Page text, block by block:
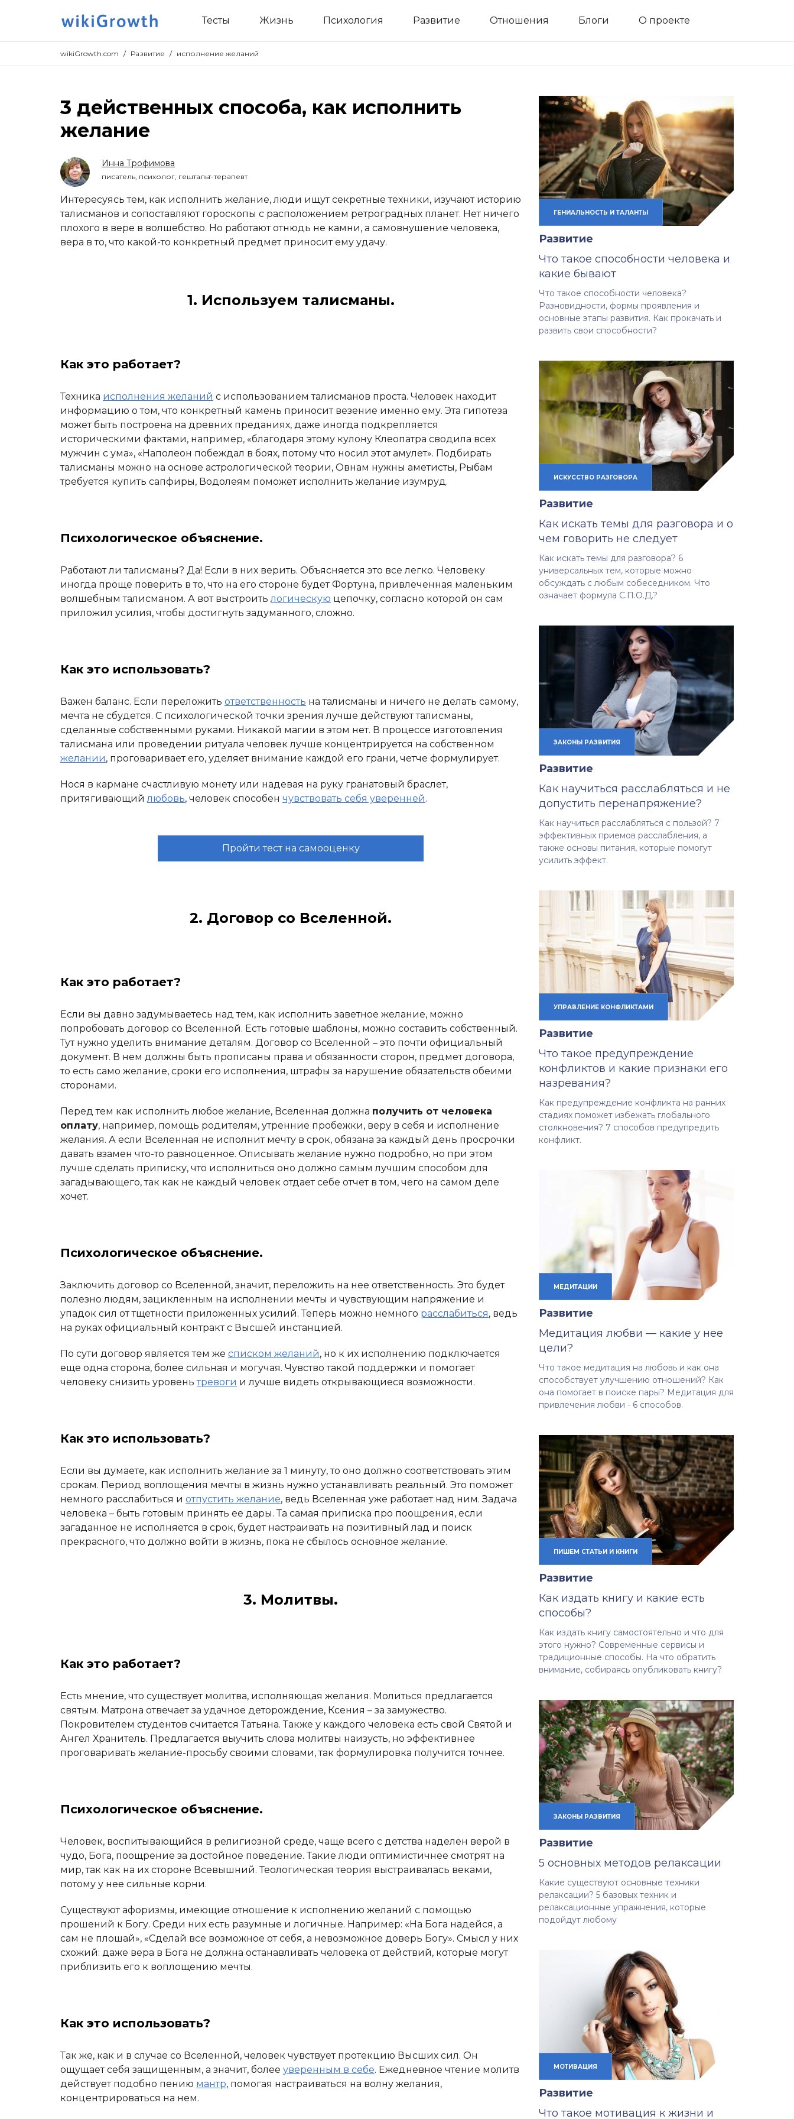
Тесты Жизнь Психология Развитие Отношения Блоги О проекте
wikiGrowth.com / Развитие / исполнение желаний
3 действенных способа, как исполнить
желание
Инна Трофимова
писатель, психолог, гештальт-терапевт
Интересуясь тем, как исполнить желание, люди ищут секретные техники, изучают историю
талисманов и сопоставляют гороскопы с расположением ретроградных планет. Нет ничего
плохого в вере в волшебство. Но работают отнюдь не камни, а самовнушение человека,
вера в то, что какой-то конкретный предмет приносит ему удачу.
1. Используем талисманы.
Как это работает?
Техника исполнения желаний с использованием талисманов проста. Человек находит
информацию о том, что конкретный камень приносит везение именно ему. Эта гипотеза
может быть построена на древних преданиях, даже иногда подкрепляется
историческими фактами, например, «благодаря этому кулону Клеопатра сводила всех
мужчин с ума», «Наполеон побеждал в боях, потому что носил этот амулет». Подбирать
талисманы можно на основе астрологической теории, Овнам нужны аметисты, Рыбам
требуется купить сапфиры, Водолеям поможет исполнить желание изумруд.
Психологическое объяснение.
Работают ли талисманы? Да! Если в них верить. Объясняется это все легко. Человеку
иногда проще поверить в то, что на его стороне будет Фортуна, привлеченная маленьким
волшебным талисманом. А вот выстроитьлогическую цепочку, согласно которой он сам
приложил усилия, чтобы достигнуть задуманного, сложно.
Как это использовать?
Важен баланс. Если переложить ответственность на талисманы и ничего не делать самому,
мечта не сбудется. С психологической точки зрения лучше действуют талисманы,
сделанные собственными руками. Никакой магии в этом нет. В процессе изготовления
талисмана или проведении ритуала человек лучше концентрируется на собственном
желании, проговаривает его, уделяет внимание каждой его грани, четче формулирует.
Нося в кармане счастливую монету или надевая на руку гранатовый браслет,
притягивающийлюбовь, человек способен чувствовать себя уверенней.
Пройти тест на самооценку
2. Договор со Вселенной.
Как это работает?
Если вы давно задумываетесь над тем, как исполнить заветное желание, можно
попробовать договор со Вселенной. Есть готовые шаблоны, можно составить собственный.
Тут нужно уделить внимание деталям. Договор со Вселенной – это почти официальный
документ. В нем должны быть прописаны права и обязанности сторон, предмет договора,
то есть само желание, сроки его исполнения, штрафы за нарушение обязательств обеими
сторонами.
Перед тем как исполнить любое желание, Вселенная должна получить от человека
оплату, например, помощь родителям, утренние пробежки, веру в себя и исполнение
желания. А если Вселенная не исполнит мечту в срок, обязана за каждый день просрочки
давать взамен что-то равноценное. Описывать желание нужно подробно, но при этом
лучше сделать приписку, что исполниться оно должно самым лучшим способом для
загадывающего, так как не каждый человек отдает себе отчет в том, чего на самом деле
хочет.
Психологическое объяснение.
Заключить договор со Вселенной, значит, переложить на нее ответственность. Это будет
полезно людям, зацикленным на исполнении мечты и чувствующим напряжение и
упадок сил от тщетности приложенных усилий. Теперь можно немного расслабиться, ведь
на руках официальный контракт с Высшей инстанцией.
По сути договор является тем же списком желаний, но к их исполнению подключается
еще одна сторона, более сильная и могучая. Чувство такой поддержки и помогает
человеку снизить уровеньтревоги и лучше видеть открывающиеся возможности.
Как это использовать?
Если вы думаете, как исполнить желание за 1 минуту, то оно должно соответствовать этим
срокам. Период воплощения мечты в жизнь нужно устанавливать реальный. Это поможет
немного расслабиться и отпустить желание, ведь Вселенная уже работает над ним. Задача
человека – быть готовым принять ее дары. Та самая приписка про поощрения, если
загаданное не исполняется в срок, будет настраивать на позитивный лад и поиск
прекрасного, что должно войти в жизнь, пока не сбылось основное желание.
3. Молитвы.
Как это работает?
Есть мнение, что существует молитва, исполняющая желания. Молиться предлагается
святым. Матрона отвечает за удачное деторождение, Ксения – за замужество.
Покровителем студентов считается Татьяна. Также у каждого человека есть свой Святой и
Ангел Хранитель. Предлагается выучить слова молитвы наизусть, но эффективнее
проговаривать желание-просьбу своими словами, так формулировка получится точнее.
Психологическое объяснение.
Человек, воспитывающийся в религиозной среде, чаще всего с детства наделен верой в
чудо, Бога, поощрение за достойное поведение. Такие люди оптимистичнее смотрят на
мир, так как на их стороне Всевышний. Теологическая теория выстраивалась веками,
потому у нее сильные корни.
Существуют афоризмы, имеющие отношение к исполнению желаний с помощью
прошений к Богу. Среди них есть разумные и логичные. Например: «На Бога надейся, а
сам не плошай», «Сделай все возможное от себя, а невозможное доверь Богу». Смысл у них
схожий: даже вера в Бога не должна останавливать человека от действий, которые могут
приблизить его к воплощению мечты.
Как это использовать?
Так же, как и в случае со Вселенной, человек чувствует протекцию Высших сил. Он
ощущает себя защищенным, а значит, более уверенным в себе. Ежедневное чтение молитв
действует подобно пению мантр, помогая настраиваться на волну желания,
концентрироваться на нем.
ГЕНИАЛЬНОСТЬ И ТАЛАНТЫ
Развитие
Что такое способности человека и
какие бывают
Что такое способности человека?
Разновидности, формы проявления и
основные этапы развития. Как прокачать и
развить свои способности?
ИСКУССТВО РАЗГОВОРА
Развитие
Как искать темы для разговора и о
чем говорить не следует
Как искать темы для разговора? 6
универсальных тем, которые можно
обсуждать с любым собеседником. Что
означает формула С.П.О.Д.?
ЗАКОНЫ РАЗВИТИЯ
Развитие
Как научиться расслабляться и не
допустить перенапряжение?
Как научиться расслабляться с пользой? 7
эффективных приемов расслабления, а
также основы питания, которые помогут
усилить эффект.
УПРАВЛЕНИЕ КОНФЛИКТАМИ
Развитие
Что такое предупреждение
конфликтов и какие признаки его
назревания?
Как предупреждение конфликта на ранних
стадиях поможет избежать глобального
столкновения? 7 способов предупредить
конфликт.
МЕДИТАЦИИ
Развитие
Медитация любви — какие у нее
цели?
Что такое медитация на любовь и как она
способствует улучшению отношений? Как
она помогает в поиске пары? Медитация для
привлечения любви - 6 способов.
ПИШЕМ СТАТЬИ И КНИГИ
Развитие
Как издать книгу и какие есть
способы?
Как издать книгу самостоятельно и что для
этого нужно? Современные сервисы и
традиционные способы. На что обратить
внимание, собираясь опубликовать книгу?
ЗАКОНЫ РАЗВИТИЯ
Развитие
5 основных методов релаксации
Какие существуют основные техники
релаксации? 5 базовых техник и
релаксационные упражнения, которые
подойдут любому
МОТИВАЦИЯ
Развитие
Что такое мотивация к жизни и